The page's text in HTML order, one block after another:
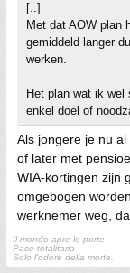
[..]
Met dat AOW plan
gemiddeld langer
werken.
Het plan wat ik
enkel doel of
Als jongere je nu
of later met
WIA-kortingen zijn
omgebogen
werknemer weg,
Il mondo apre le porte
Pace totalitaria
Solo l'odore della morte.